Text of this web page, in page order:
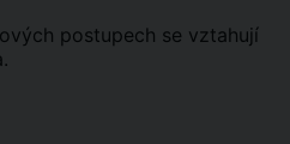
postupech se vztahují